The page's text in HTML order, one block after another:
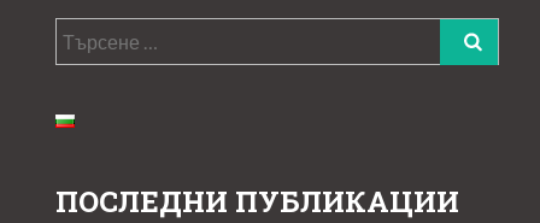
Търсене
за:
ПОСЛЕДНИ ПУБЛИКАЦИИ